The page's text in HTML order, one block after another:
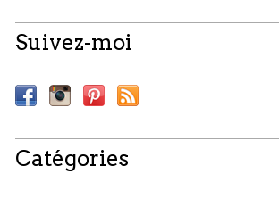
Suivez-moi
Catégories